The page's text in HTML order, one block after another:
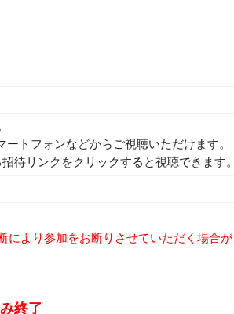
トフォンなどからご視聴いただけます。
待リンクをクリックすると視聴できます。
より参加をお断りさせていただく場合
終了